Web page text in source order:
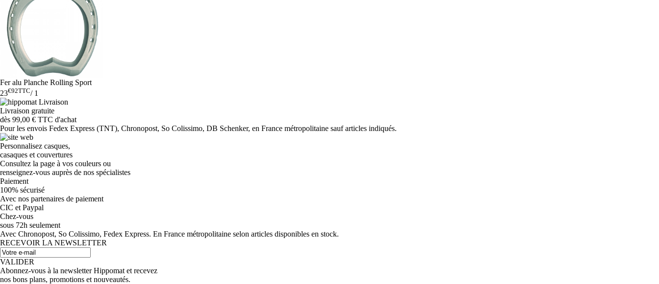
Fer alu Planche Rolling Sport
23€92TTC/1
Livraison gratuite
dès 99,00 € TTC d'achat
Pour les envois Fedex Express (TNT), Chronopost, So Colissimo, DB Schenker, en France métropolitaine sauf articles indiqués.
Personnalisez casques,
casaques et couvertures
Consultez la page à vos couleurs ou
renseignez-vous auprès de nos spécialistes
Paiement
100% sécurisé
Avec nos partenaires de paiement
CIC et Paypal
Chez-vous
sous 72h seulement
Avec Chronopost, So Colissimo, Fedex Express. En France métropolitaine selon articles disponibles en stock.
RECEVOIR LA NEWSLETTER
VALIDER
Abonnez-vous à la newsletter Hippomat et recevez
nos bons plans, promotions et nouveautés.